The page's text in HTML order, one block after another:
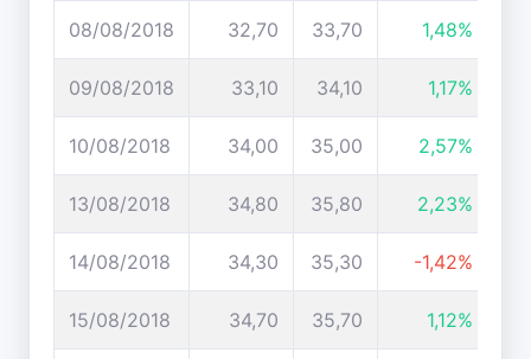
08/08/2018 32,70 33,70 1,48%
09/08/2018 33,10 34,10 1,17%
10/08/2018 34,00 35,00 2,57%
13/08/2018 34,80 35,80 2,23%
14/08/2018 34,30 35,30 -1,42%
15/08/2018 34,70 35,70 1,12%